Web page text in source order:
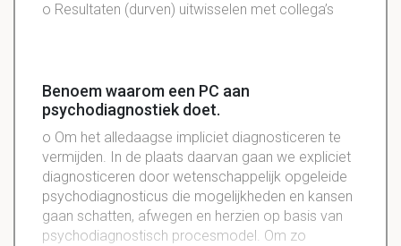
o Resultaten (durven) uitwisselen met collega’s
Benoem waarom een PC aan
psychodiagnostiek doet.
o Om het alledaagse impliciet diagnosticeren te
vermijden. In de plaats daarvan gaan we expliciet
diagnosticeren door wetenschappelijk opgeleide
psychodiagnosticus die mogelijkheden en kansen
gaan schatten, afwegen en herzien op basis van
psychodiagnostisch procesmodel. Om zo